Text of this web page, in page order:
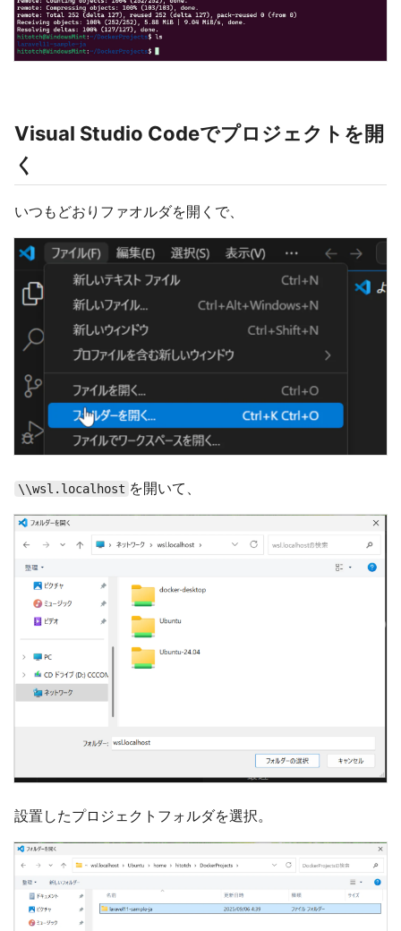
Visual Studio Codeでプロジェクトを開
く
いつもどおりファオルダを開くで、
\\wsl.localhost を開いて、
設置したプロジェクトフォルダを選択。